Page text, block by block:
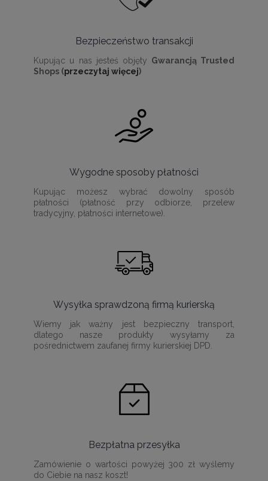
Bezpieczeństwo transakcji
Kupując u nas jesteś objęty Gwarancją Trusted
Shops (przeczytaj więcej)
Wygodne sposoby płatności
Kupując możesz wybrać dowolny sposób
płatności (płatność przy odbiorze, przelew
tradycyjny, płatności internetowe).
Wysyłka sprawdzoną firmą kurierską
Wiemy jak ważny jest bezpieczny transport,
dlatego nasze produkty wysyłamy za
pośrednictwem zaufanej firmy kurierskiej DPD.
Bezpłatna przesyłka
Zamówienie o wartości powyżej 300 zł wyślemy
do Ciebie na nasz koszt!